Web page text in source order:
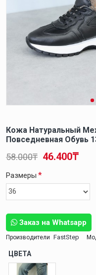
Кожа Натуральный
Повседневная Обувь
Заказ на Whatsapp
Производители FastStep
46.400₸
58.000₸
Размеры
ЦВЕТА